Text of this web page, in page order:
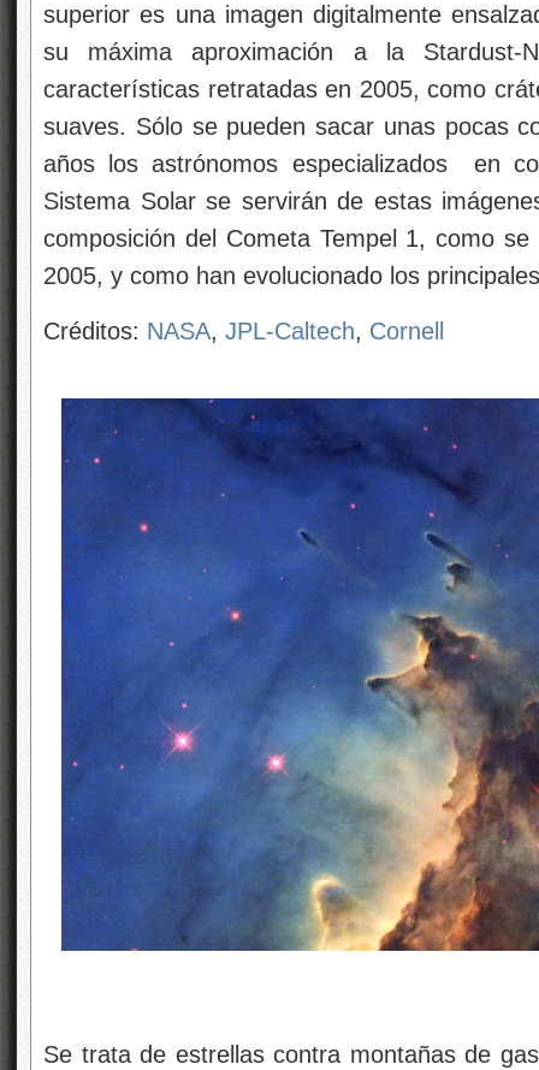
superior es una imagen digitalmente
su máxima aproximación a la
características retratadas en 2005, como
suaves. Sólo se pueden sacar unas pocas
años los astrónomos especializados en
Sistema Solar se servirán de estas
composición del Cometa Tempel 1, como
2005, y como han evolucionado los
Créditos: NASA, JPL-Caltech, Cornell
Se trata de estrellas contra montañas de